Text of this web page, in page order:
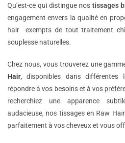
Qu’est-ce qui distingue nos tissages
engagement envers la qualité en
hair exempts de tout traitement
souplesse naturelles.
Chez nous, vous trouverez une
Hair, disponibles dans différentes
répondre à vos besoins et à vos
recherchiez une apparence
audacieuse, nos tissages en Raw
parfaitement à vos cheveux et vous